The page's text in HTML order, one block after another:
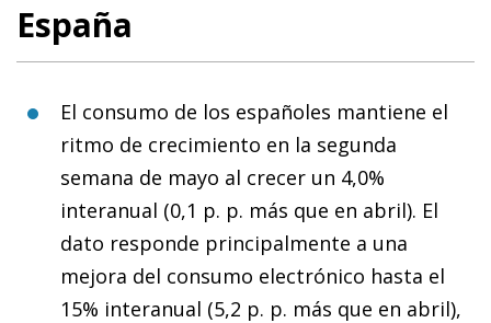
España
El consumo de los españoles mantiene el
ritmo de crecimiento en la segunda
semana de mayo al crecer un 4,0%
interanual (0,1 p. p. más que en abril). El
dato responde principalmente a una
mejora del consumo electrónico hasta el
15% interanual (5,2 p. p. más que en abril),